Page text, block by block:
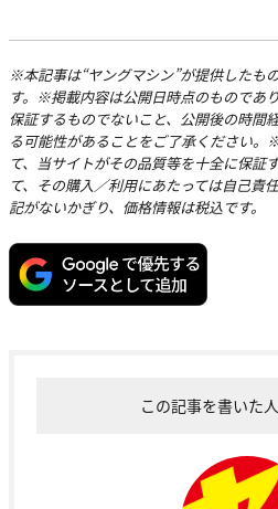
※本記事は“ヤングマシン”が提供したも
す。※掲載内容は公開日時点のものであ
保証するものでないこと、公開後の時間
る可能性があることをご了承ください
て、当サイトがその品質等を十全に保証
て、その購入／利用にあたっては自己
記がないかぎり、価格情報は税込です。
この記事を書いた